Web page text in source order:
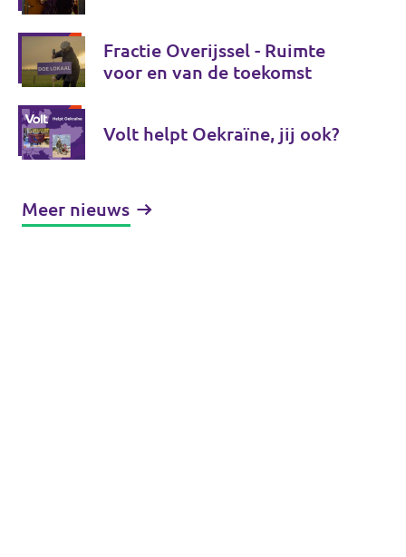
Fractie Overijssel - Ruimte
voor en van de toekomst
Volt helpt Oekraïne, jij ook?
Meer nieuws